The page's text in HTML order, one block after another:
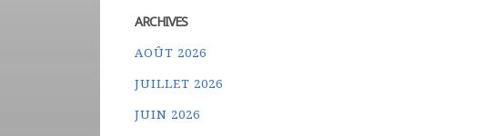
ARCHIVES
AOÛT 2026
JUILLET 2026
JUIN 2026